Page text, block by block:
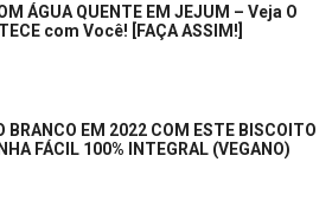
ÁGUA QUENTE EM JEJUM – Veja O
com Você! [FAÇA ASSIM!]
BRANCO EM 2022 COM ESTE BISCOITO
FÁCIL 100% INTEGRAL (VEGANO)